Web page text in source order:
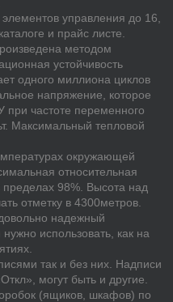
управления до 16,
и прайс листе.
методом
устойчивость
одного миллиона циклов
напряжение, которое
частоте переменного
Максимальный тепловой
окружающей
относительная
пределах 98%. Высота над
отметку в 4300метров.
надежный
использовать, как на
так и без них. Надписи
могут быть и другие.
(ящиков, шкафов) по